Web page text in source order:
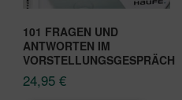
101 FRAGEN UND
ANTWORTEN IM
VORSTELLUNGSGESPRÄCH
24,95 €